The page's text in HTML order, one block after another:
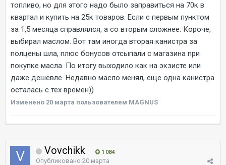
топливо, но для этого надо было заправиться на 70к в
квартал и купить на 25к товаров. Если с первым пунктом
за 1,5 месяца справлялся, а со вторым сложнее. Короче,
выбирал маслом. Вот там иногда вторая канистра за
полцены шла, плюс бонусов отсыпали с магазина при
покупке масла. По итогу выходило как на экзисте или
даже дешевле. Недавно масло менял, еще одна канистра
осталась с тех времен))
Изменено 20 марта пользователем MAGNUS
Vovchikk 1 084
Опубликовано 20 марта